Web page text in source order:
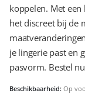
koppelen. Met
het discreet bij de
je lingerie past en
pasvorm. Bestel
Beschikbaarheid: Op